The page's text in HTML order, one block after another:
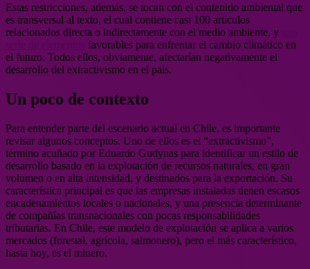
Estas restricciones, además, se tocan con el contenido ambiental que
es transversal al texto, el cual contiene casi 100 artículos
relacionados directa o indirectamente con el medio ambiente, y
favorables para enfrentar el cambio climático en
el futuro. Todos ellos, obviamente, afectarían negativamente el
desarrollo del extractivismo en el país.
Un poco de contexto
Para entender parte del escenario actual en Chile, es importante
revisar algunos conceptos. Uno de ellos es el “extractivismo”,
término acuñado por Eduardo Gudynas para identificar un estilo de
desarrollo basado en la explotación de recursos naturales, en gran
volumen o en alta intensidad, y destinados para la exportación. Su
característica principal es que las empresas instaladas tienen escasos
encadenamientos locales o nacionales, y una presencia determinante
de compañías transnacionales con pocas responsabilidades
tributarias. En Chile, este modelo de explotación se aplica a varios
mercados (forestal, agrícola, salmonero), pero el más característico,
hasta hoy, es el minero.